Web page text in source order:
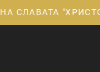
СЛАВАТА